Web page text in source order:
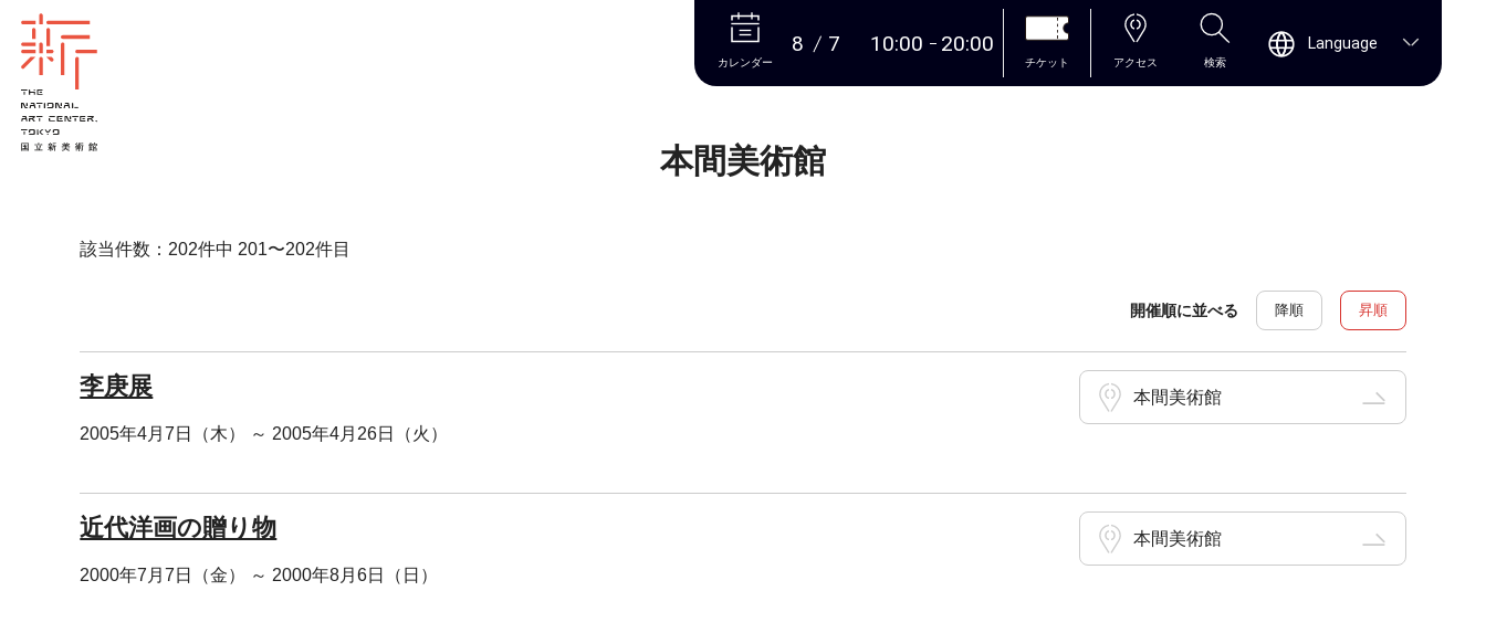
本文へ
カレンダー
8 7 10:00 20:00
チケット アクセス 検索
Language
本間美術館
該当件数：202件中 201〜202件目
開催順に並べる 降順 昇順
李庚展
2005年4月7日（木） ～ 2005年4月26日（火）
本間美術館
近代洋画の贈り物
2000年7月7日（金） ～ 2000年8月6日（日）
本間美術館